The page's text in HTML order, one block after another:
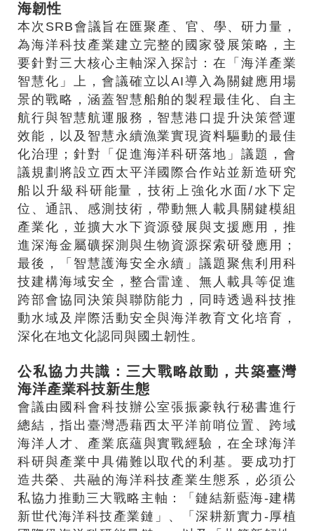
海韌性
本次SRB會議旨在匯聚產、官、學、研力量，
為海洋科技產業建立完整的國家發展策略，主
要針對三大核心主軸深入探討：在「海洋產業
智慧化」上，會議確立以AI導入為關鍵應用場
景的戰略，涵蓋智慧船舶的製程最佳化、自主
航行與智慧航運服務，智慧港口提升決策營運
效能，以及智慧永續漁業實現資料驅動的最佳
化治理；針對「促進海洋科研落地」議題，會
議規劃將設立西太平洋國際合作站並新造研究
船以升級科研能量，技術上強化水面/水下定
位、通訊、感測技術，帶動無人載具關鍵模組
產業化，並擴大水下資源發展與支援應用，推
進深海金屬礦探測與生物資源探索研發應用；
最後，「智慧護海安全永續」議題聚焦利用科
技建構海域安全，整合雷達、無人載具等促進
跨部會協同決策與聯防能力，同時透過科技推
動水域及岸際活動安全與海洋教育文化培育，
深化在地文化認同與國土韌性。
公私協力共識：三大戰略啟動，共築臺灣
海洋產業科技新生態
會議由國科會科技辦公室張振豪執行秘書進行
總結，指出臺灣憑藉西太平洋前哨位置、跨域
海洋人才、產業底蘊與實戰經驗，在全球海洋
科研與產業中具備難以取代的利基。要成功打
造共榮、共融的海洋科技產業生態系，必須公
私協力推動三大戰略主軸：「鏈結新藍海-建構
新世代海洋科技產業鏈」、「深耕新實力-厚植